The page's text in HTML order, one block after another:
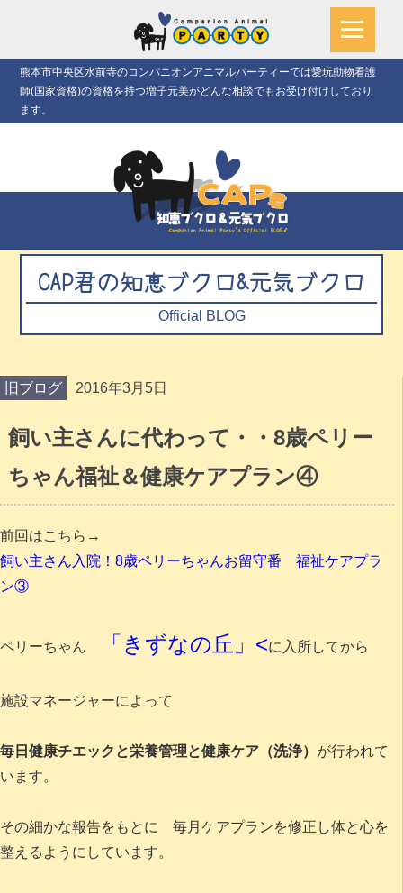
熊本市中央区水前寺のコンパニオンアニマルパーティーでは愛玩動物看護
師(国家資格)の資格を持つ増子元美がどんな相談でもお受け付けしており
ます。
CAP君の知恵ブクロ&元気ブクロ
Official BLOG
旧ブログ 2016年3月5日
飼い主さんに代わって・・8歳ペリー
ちゃん福祉＆健康ケアプラン④
前回はこちら→
飼い主さん入院！8歳ペリーちゃんお留守番 福祉ケアプラ
ン③
ペリーちゃん 「きずなの丘」<に入所してから
施設マネージャーによって
毎日健康チエックと栄養管理と健康ケア（洗浄） が行われて
います。
その細かな報告をもとに 毎月ケアプランを修正し体と心を
整えるようにしています。